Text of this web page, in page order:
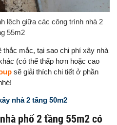
lệch giữa các công trình nhà 2
55m2
mắc, tại sao chi phí xây nhà
(có thể thấp hơn hoặc cao
sẽ giải thích chi tiết ở phần
nhà 2 tầng 50m2
phố 2 tầng 55m2 có